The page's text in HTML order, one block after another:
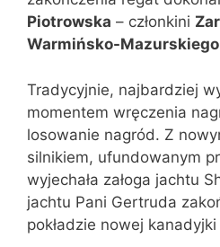
Piotrowska – członkini
Warmińsko-Mazurskiego
Tradycyjnie, najbardziej
momentem wręczenia
losowanie nagród. Z
silnikiem, ufundowanym
wyjechała załoga jachtu
jachtu Pani Gertruda
pokładzie nowej